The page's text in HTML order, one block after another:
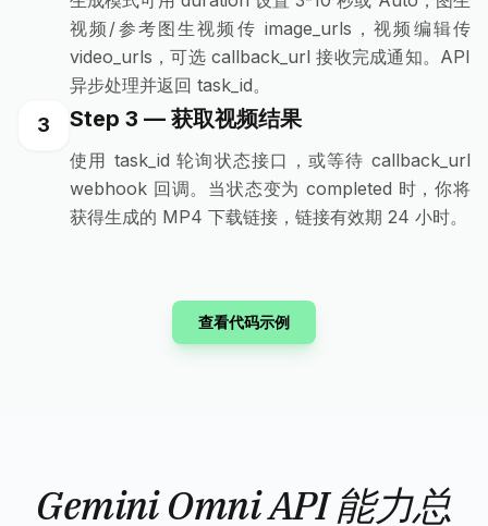
视频/参考图生视频传 image_urls，视频编辑传
video_urls，可选 callback_url 接收完成通知。API
异步处理并返回 task_id。
3 Step 3 — 获取视频结果
使用 task_id 轮询状态接口，或等待 callback_url
webhook 回调。当状态变为 completed 时，你将
获得生成的 MP4 下载链接，链接有效期 24 小时。
查看代码示例
Gemini Omni API 能力总